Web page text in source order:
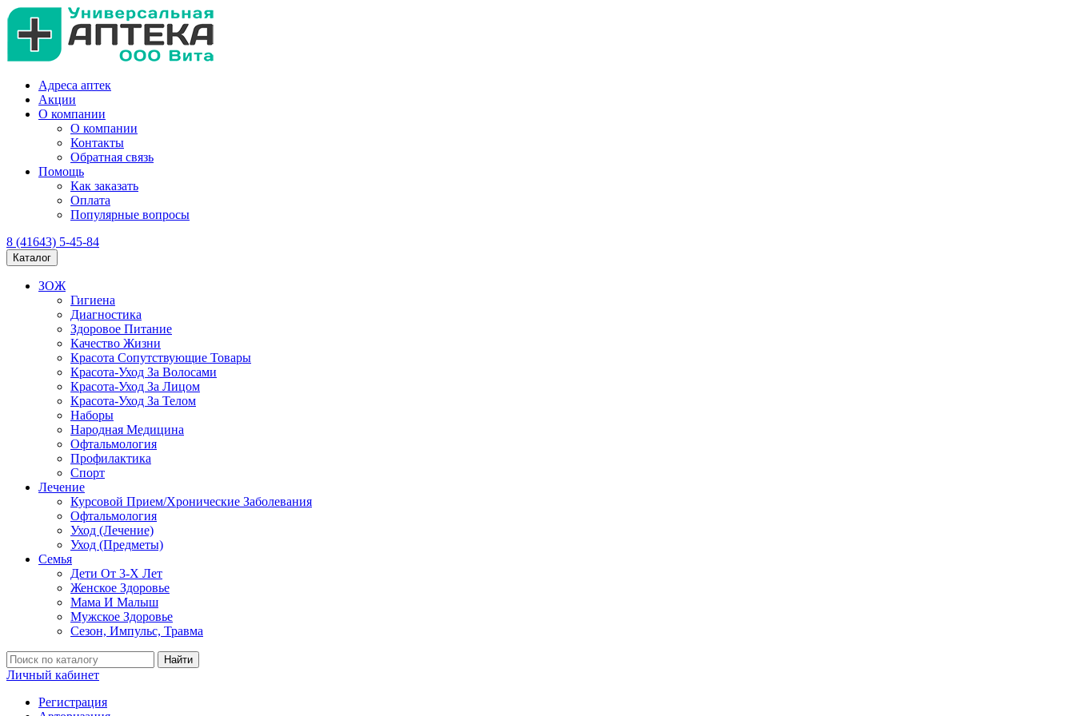
Адреса аптек
Акции
О компании
О компании
Контакты
Обратная связь
Помощь
Как заказать
Оплата
Популярные вопросы
8 (41643) 5-45-84
Каталог
ЗОЖ
Гигиена
Диагностика
Здоровое Питание
Качество Жизни
Красота Сопутствующие Товары
Красота-Уход За Волосами
Красота-Уход За Лицом
Красота-Уход За Телом
Наборы
Народная Медицина
Офтальмология
Профилактика
Спорт
Лечение
Курсовой Прием/Хронические Заболевания
Офтальмология
Уход (Лечение)
Уход (Предметы)
Семья
Дети От 3-Х Лет
Женское Здоровье
Мама И Малыш
Мужское Здоровье
Сезон, Импульс, Травма
Найти
Личный кабинет
Регистрация